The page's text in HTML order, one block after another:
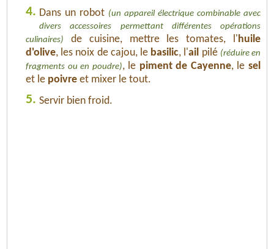
4. Dans un robot (un appareil électrique combinable avec
divers accessoires permettant différentes opérations
culinaires)
de cuisine, mettre les tomates, l' huile
d'olive, les noix de cajou, le basilic, l'ail pilé (réduire en
fragments ou en poudre), le piment de Cayenne, lesel
et le poivre et mixer le tout.
5. Servir bien froid.